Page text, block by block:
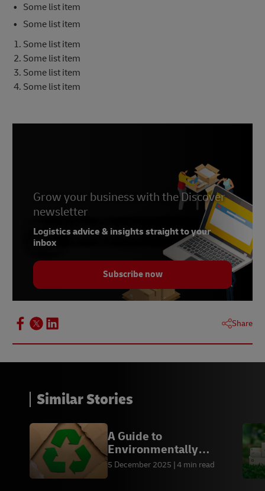
Some list item
Some list item
Some list item
Some list item
Some list item
Some list item
Grow your business with the Discover
newsletter
Logistics advice & insights straight to your
inbox
Subscribe now
Share
Similar Stories
A Guide to
Environmentally
Friendly Packaging by
5 December 2025 4 min read